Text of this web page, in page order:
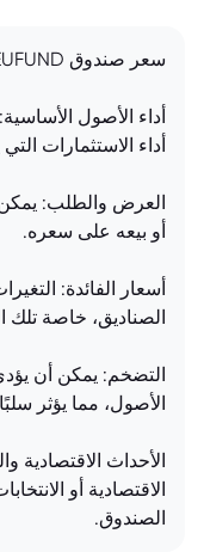
سعر صندوق LU1102505929.EUFUND يتأثر بعدة عوامل:
أداء الأصول
أداء الاستثمارات
العرض والطلب:
أو بيعه على سعره.
أسعار الفائدة:
الصناديق، خاصة
التضخم: يمكن أن
الأصول، مما يؤثر
الأحداث الاقتصادية
الاقتصادية أو
الصندوق.